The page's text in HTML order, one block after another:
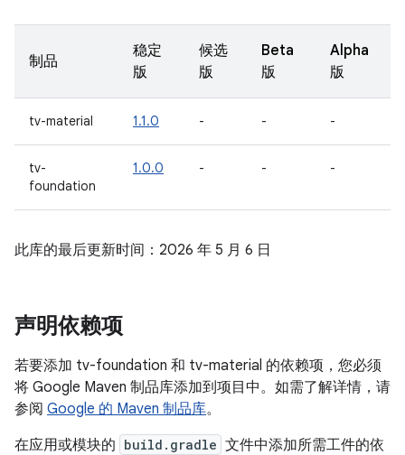
制品
稳定
版
候选
版
Beta
版
Alpha
版
tv-material 1.1.0 - - -
tv-
foundation
1.0.0 - - -
此库的最后更新时间：2026 年 5 月 6 日
声明依赖项
若要添加 tv-foundation 和 tv-material 的依赖项，您必须
将 Google Maven 制品库添加到项目中。如需了解详情，请
参阅 Google 的 Maven 制品库。
在应用或模块的 build.gradle 文件中添加所需工件的依